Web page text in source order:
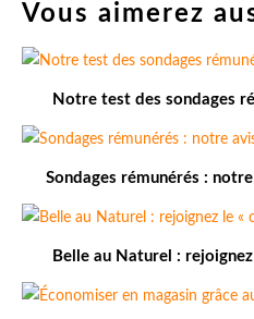
Vous aimerez
Notre test des sondages
Sondages rémunérés :
Belle au Naturel :